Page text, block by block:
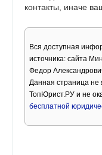
контакты, иначе
Вся доступная
источника: сайта
Федор
Данная страница не
ТопЮрист.РУ и не
бесплатной